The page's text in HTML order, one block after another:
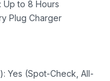
Up to 8 Hours
Plug Charger
Yes (Spot-Check, All-